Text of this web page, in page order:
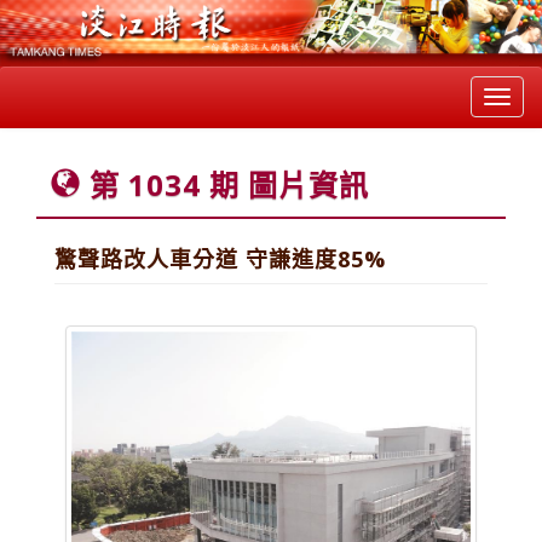
第 1034 期 圖片資訊
驚聲路改人車分道 守謙進度85%